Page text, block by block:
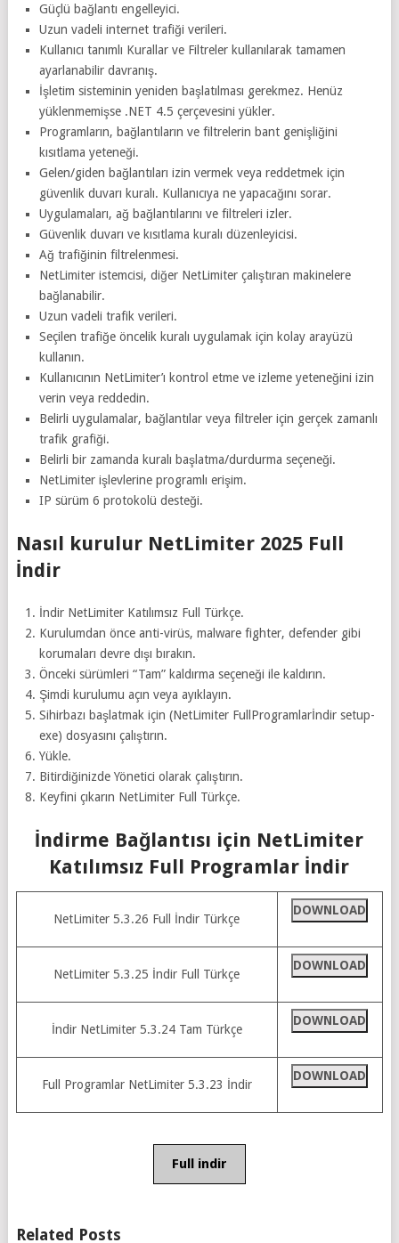
Güçlü bağlantı engelleyici.
Uzun vadeli internet trafiği verileri.
Kullanıcı tanımlı Kurallar ve Filtreler kullanılarak tamamen
ayarlanabilir davranış.
İşletim sisteminin yeniden başlatılması gerekmez. Henüz
yüklenmemişse .NET 4.5 çerçevesini yükler.
Programların, bağlantıların ve filtrelerin bant genişliğini
kısıtlama yeteneği.
Gelen/giden bağlantıları izin vermek veya reddetmek için
güvenlik duvarı kuralı. Kullanıcıya ne yapacağını sorar.
Uygulamaları, ağ bağlantılarını ve filtreleri izler.
Güvenlik duvarı ve kısıtlama kuralı düzenleyicisi.
Ağ trafiğinin filtrelenmesi.
NetLimiter istemcisi, diğer NetLimiter çalıştıran makinelere
bağlanabilir.
Uzun vadeli trafik verileri.
Seçilen trafiğe öncelik kuralı uygulamak için kolay arayüzü
kullanın.
Kullanıcının NetLimiter’ı kontrol etme ve izleme yeteneğini izin
verin veya reddedin.
Belirli uygulamalar, bağlantılar veya filtreler için gerçek zamanlı
trafik grafiği.
Belirli bir zamanda kuralı başlatma/durdurma seçeneği.
NetLimiter işlevlerine programlı erişim.
IP sürüm 6 protokolü desteği.
Nasıl kurulur NetLimiter 2025 Full
İndir
İndir NetLimiter Katılımsız Full Türkçe.
Kurulumdan önce anti-virüs, malware fighter, defender gibi
korumaları devre dışı bırakın.
Önceki sürümleri “Tam” kaldırma seçeneği ile kaldırın.
Şimdi kurulumu açın veya ayıklayın.
Sihirbazı başlatmak için (NetLimiter FullProgramlarİndir setup-
exe) dosyasını çalıştırın.
Yükle.
Bitirdiğinizde Yönetici olarak çalıştırın.
Keyfini çıkarın NetLimiter Full Türkçe.
İndirme Bağlantısı için NetLimiter
Katılımsız Full Programlar İndir
NetLimiter 5.3.26 Full İndir Türkçe
DOWNLOAD
NetLimiter 5.3.25 İndir Full Türkçe
DOWNLOAD
İndir NetLimiter 5.3.24 Tam Türkçe
DOWNLOAD
Full Programlar NetLimiter 5.3.23 İndir
DOWNLOAD
Full indir
Related Posts